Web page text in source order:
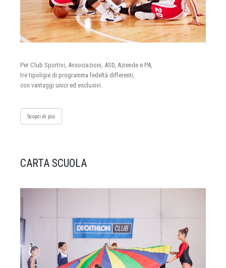
Per Club Sportivi, Associazioni, ASD, Aziende e PA,
tre tipoligie di programma fedeltà differenti,
con vantaggi unici ed esclusivi.
Scopri di più
CARTA SCUOLA